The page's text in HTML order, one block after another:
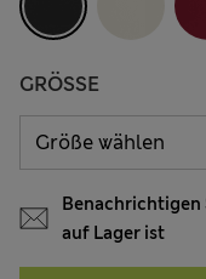
GRÖSSE
Benachrichtigen
auf Lager ist